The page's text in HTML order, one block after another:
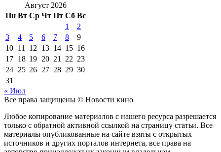
Август 2026
Пн Вт Ср Чт Пт Сб Вс
1
2
3
4 5 6 7 8
9
10 11 12 13 14 15 16
17 18 19 20 21 22 23
24 25 26 27 28 29 30
31
« Июл
Все права защищены © Новости кино
Любое копирование материалов с нашего ресурса разрешается
только с обратной активной ссылкой на страницу статьи. Все
материалы опубликованные на сайте взяты с открытых
источников и других порталов интернета, все права на